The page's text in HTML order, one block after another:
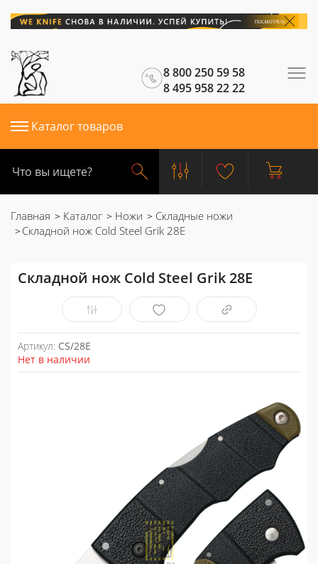
8 800 250 59 58
8 495 958 22 22
Каталог товаров
Главная Каталог Ножи
Складные ножи
Складной нож Cold Steel Grik 28E
Складной нож Cold Steel Grik 28E
Артикул: CS/28E
Нет в наличии